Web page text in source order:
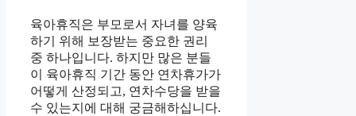
육아휴직은 부모로서 자녀를 양육
하기 위해 보장받는 중요한 권리
중 하나입니다. 하지만 많은 분들
이 육아휴직 기간 동안 연차휴가가
어떻게 산정되고, 연차수당을 받을
수 있는지에 대해 궁금해하십니다.